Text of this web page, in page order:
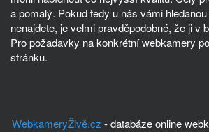
a pomalý. Pokud tedy u nás vámi
nenajdete, je velmi pravděpodobné, že ji v
Pro požadavky na konkrétní webkamery
stránku.
WebkameryŽivě.cz - databáze online